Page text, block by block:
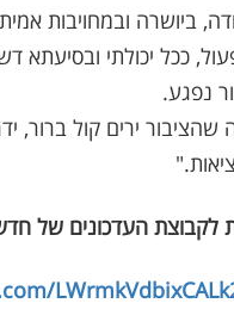
ביושרה ובמחויבות
ככל יכולתי ובסיעתא
נפגע.
שהציבור ירים קול ברור,
לקבוצת העדכונים של